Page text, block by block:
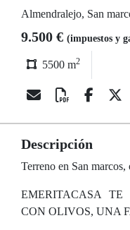
Almendralejo, San
9.500 € (impuestos y
5500 m2
Descripción
Terreno en San
EMERITACASA TE
CON OLIVOS, UNA